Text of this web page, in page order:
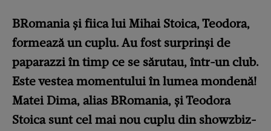
BRomania și fiica lui Mihai Stoica, Teodora,
formează un cuplu. Au fost surprinși de
paparazzi în timp ce se sărutau, într-un club.
Este vestea momentului în lumea mondenă!
Matei Dima, alias BRomania, și Teodora
Stoica sunt cel mai nou cuplu din showzbiz-